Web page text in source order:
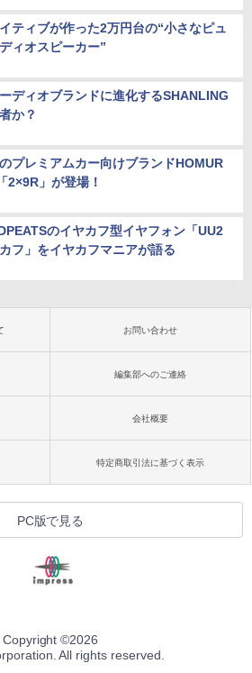
ティブが作った2万円台の“小さなピュ
ィオスピーカー”
ディオブランドに進化するSHANLING
か？
プレミアムカー向けブランドHOMUR
2×9R」が登場！
のイヤカフ型イヤフォン「UU2
フ」をイヤカフマニアが語る
お問い合わせ
編集部へのご連絡
会社概要
特定商取引法に基づく表示
PC版で見る
Copyright ©2026
All rights reserved.